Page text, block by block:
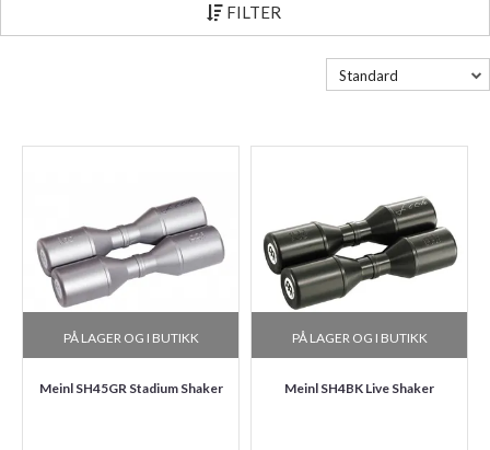
FILTER
Standard
PÅ LAGER OG I BUTIKK
Meinl SH45GR Stadium Shaker
PÅ LAGER OG I BUTIKK
Meinl SH4BK Live Shaker